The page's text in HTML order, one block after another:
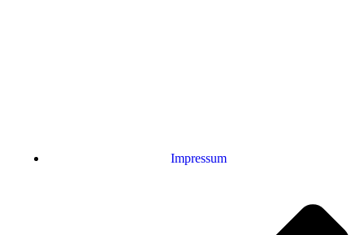
Impressum